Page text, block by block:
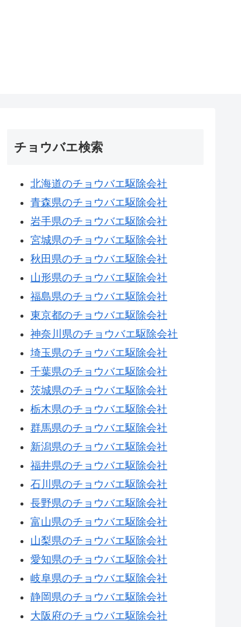
チョウバエ検索
北海道のチョウバエ駆除会社
青森県のチョウバエ駆除会社
岩手県のチョウバエ駆除会社
宮城県のチョウバエ駆除会社
秋田県のチョウバエ駆除会社
山形県のチョウバエ駆除会社
福島県のチョウバエ駆除会社
東京都のチョウバエ駆除会社
神奈川県のチョウバエ駆除会社
埼玉県のチョウバエ駆除会社
千葉県のチョウバエ駆除会社
茨城県のチョウバエ駆除会社
栃木県のチョウバエ駆除会社
群馬県のチョウバエ駆除会社
新潟県のチョウバエ駆除会社
福井県のチョウバエ駆除会社
石川県のチョウバエ駆除会社
長野県のチョウバエ駆除会社
富山県のチョウバエ駆除会社
山梨県のチョウバエ駆除会社
愛知県のチョウバエ駆除会社
岐阜県のチョウバエ駆除会社
静岡県のチョウバエ駆除会社
大阪府のチョウバエ駆除会社